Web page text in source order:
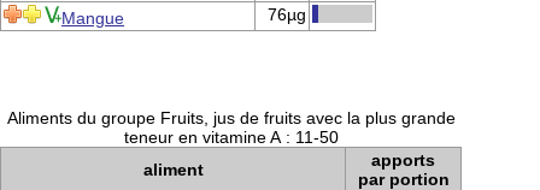
Mangue
76µg
Aliments du groupe Fruits, jus de fruits avec la plus grande
teneur en vitamine A : 11-50
aliment
apports
par portion